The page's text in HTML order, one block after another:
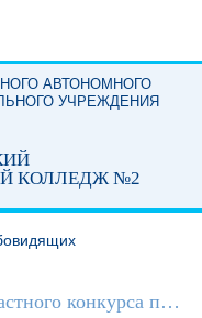
АВТОНОМНОГО
УЧРЕЖДЕНИЯ
КОЛЛЕДЖ №2
конкурса презентаций на...